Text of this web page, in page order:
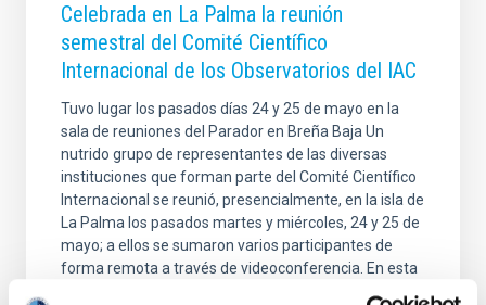
Celebrada en La Palma la reunión
semestral del Comité Científico
Internacional de los Observatorios del IAC
Tuvo lugar los pasados días 24 y 25 de mayo en la
sala de reuniones del Parador en Breña Baja Un
nutrido grupo de representantes de las diversas
instituciones que forman parte del Comité Científico
Internacional se reunió, presencialmente, en la isla de
La Palma los pasados martes y miércoles, 24 y 25 de
mayo; a ellos se sumaron varios participantes de
forma remota a través de videoconferencia. En esta
reunión del CCI (Comité Científico Internacional) se